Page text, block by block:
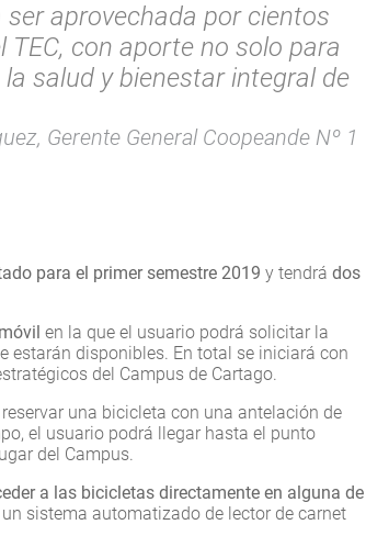
aprovechada por cientos
con aporte no solo para
salud y bienestar integral de
Gerente General Coopeande Nº 1
para el primer semestre 2019 y tendrá dos
en la que el usuario podrá solicitar la
estarán disponibles. En total se iniciará con
del Campus de Cartago.
una bicicleta con una antelación de
el usuario podrá llegar hasta el punto
del Campus.
a las bicicletas directamente en alguna de
sistema automatizado de lector de carnet